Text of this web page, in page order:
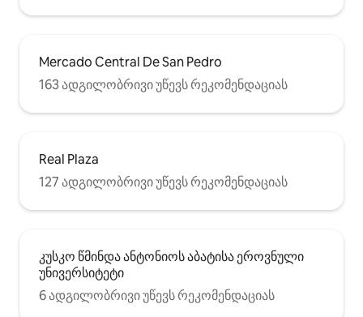
Mercado Central De San Pedro
163 ადგილობრივი უწევს რეკომენდაციას
Real Plaza
127 ადგილობრივი უწევს რეკომენდაციას
კუსკო წმინდა ანტონიოს აბატისა ეროვნული
უნივერსიტეტი
6 ადგილობრივი უწევს რეკომენდაციას